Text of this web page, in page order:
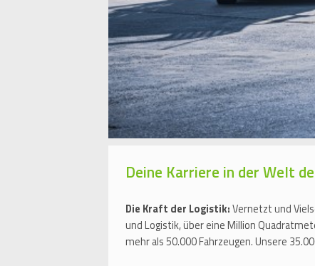
Deine Karriere in der Welt
Die Kraft der Logistik:Vernetzt und
und Logistik, über eine Million
mehr als 50.000 Fahrzeugen. Unsere